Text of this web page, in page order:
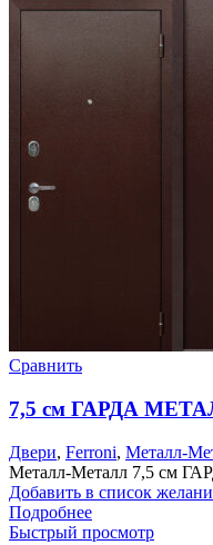
Сравнить
7,5 см ГАРДА
Двери, Ferroni, Металл-
Металл-Металл 7,5 см
Добавить в список
Подробнее
Быстрый просмотр